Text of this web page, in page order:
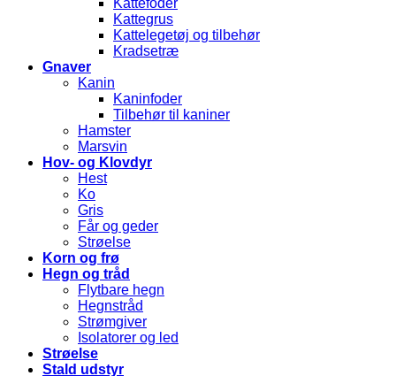
Kattegrus
Kattelegetøj og tilbehør
Kradsetræ
Gnaver
Kanin
Kaninfoder
Tilbehør til kaniner
Hamster
Marsvin
Hov- og Klovdyr
Hest
Ko
Gris
Får og geder
Strøelse
Korn og frø
Hegn og tråd
Flytbare hegn
Hegnstråd
Strømgiver
Isolatorer og led
Strøelse
Stald udstyr